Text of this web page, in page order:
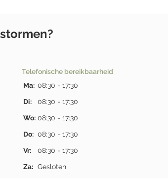
Telefonische bereikbaarheid
Ma: 08:30 - 17:30
Di: 08:30 - 17:30
Wo: 08:30 - 17:30
Do: 08:30 - 17:30
Vr: 08:30 - 17:30
Za: Gesloten